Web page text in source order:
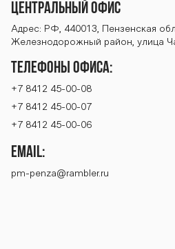
Центральный офис
Адрес: РФ, 440013, Пензенская
Железнодорожный район, улица
Телефоны офиса:
+7 8412 45-00-08
+7 8412 45-00-07
+7 8412 45-00-06
Email:
pm-penza@rambler.ru